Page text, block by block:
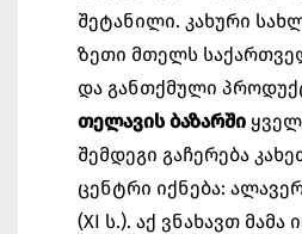
შეტანილი. კახური
ზეთი მთელს
და განთქმული
თელავის ბაზარში
შემდეგი გაჩერება
ცენტრი იქნება:
(XI ს.). აქ ვნახავთ მამა